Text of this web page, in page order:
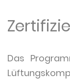
Das